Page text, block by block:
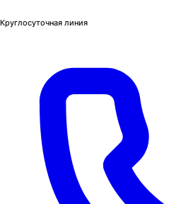
Круглосуточная линия